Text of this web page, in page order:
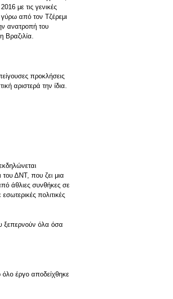
με τις γενικές
γύρω από τον Τζέρεμι
ανατροπή του
προκλήσεις
αριστερά την ίδια.
ΔΝΤ, που ζει μια
άθλιες συνθήκες σε
πολιτικές
ξεπερνούν όλα όσα
έργο αποδείχθηκε